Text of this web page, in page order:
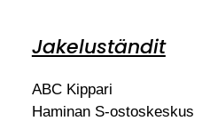
Jakeluständit
ABC Kippari
Haminan S-ostoskeskus